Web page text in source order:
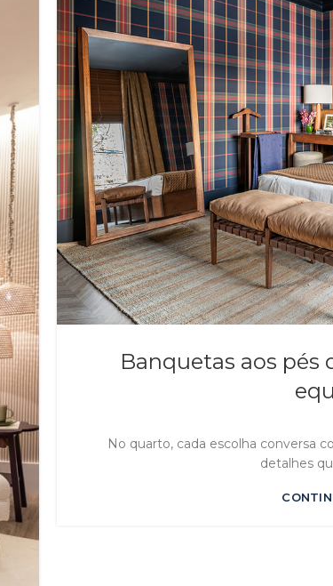
Banquetas aos pés
No quarto, cada escolha conversa
detalhes